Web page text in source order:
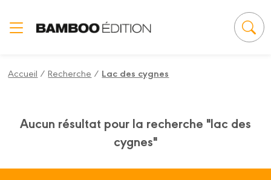
Accueil /Recherche / Lac des cygnes
Aucun résultat pour la recherche "lac des
cygnes"